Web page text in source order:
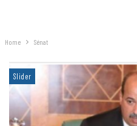
Home Sénat
Slider